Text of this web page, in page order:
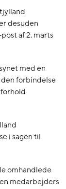
desuden
af 2. marts
med en
forbindelse
i sagen til
omhandlede
medarbejders